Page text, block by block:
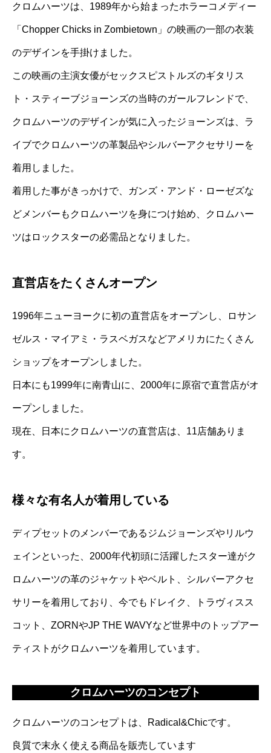
クロムハーツは、1989年から始まったホラーコメディー
「Chopper Chicks in Zombietown」の映画の一部の衣装
のデザインを手掛けました。
この映画の主演女優がセックスピストルズのギタリス
ト・スティーブジョーンズの当時のガールフレンドで、
クロムハーツのデザインが気に入ったジョーンズは、ラ
イブでクロムハーツの革製品やシルバーアクセサリーを
着用しました。
着用した事がきっかけで、ガンズ・アンド・ローゼズな
どメンバーもクロムハーツを身につけ始め、クロムハー
ツはロックスターの必需品となりました。
直営店をたくさんオープン
1996年ニューヨークに初の直営店をオープンし、ロサン
ゼルス・マイアミ・ラスベガスなどアメリカにたくさん
ショップをオープンしました。
日本にも1999年に南青山に、2000年に原宿で直営店がオ
ープンしました。
現在、日本にクロムハーツの直営店は、11店舗ありま
す。
様々な有名人が着用している
ディプセットのメンバーであるジムジョーンズやリルウ
ェインといった、2000年代初頭に活躍したスター達がク
ロムハーツの革のジャケットやベルト、シルバーアクセ
サリーを着用しており、今でもドレイク、トラヴィスス
コット、ZORNやJP THE WAVYなど世界中のトップアー
ティストがクロムハーツを着用しています。
クロムハーツのコンセプト
クロムハーツのコンセプトは、Radical&Chicです。
良質で末永く使える商品を販売しています